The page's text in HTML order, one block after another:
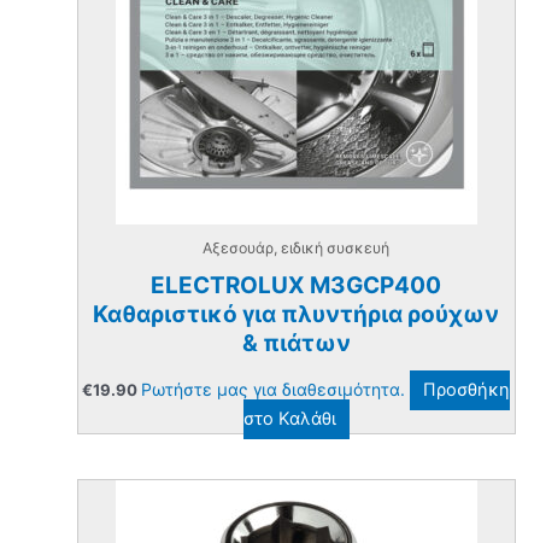
Αξεσουάρ, ειδική συσκευή
ELECTROLUX M3GCP400
Καθαριστικό για πλυντήρια ρούχων
& πιάτων
€19.90 Ρωτήστε μας για διαθεσιμότητα.
Προσθήκη
στο Καλάθι